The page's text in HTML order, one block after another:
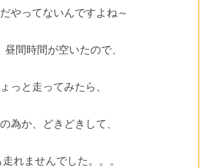
やってないんですよね～
昼間時間が空いたので、
っと走ってみたら、
為か、どきどきして、
れませんでした。。。